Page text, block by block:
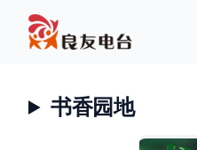
书香园地